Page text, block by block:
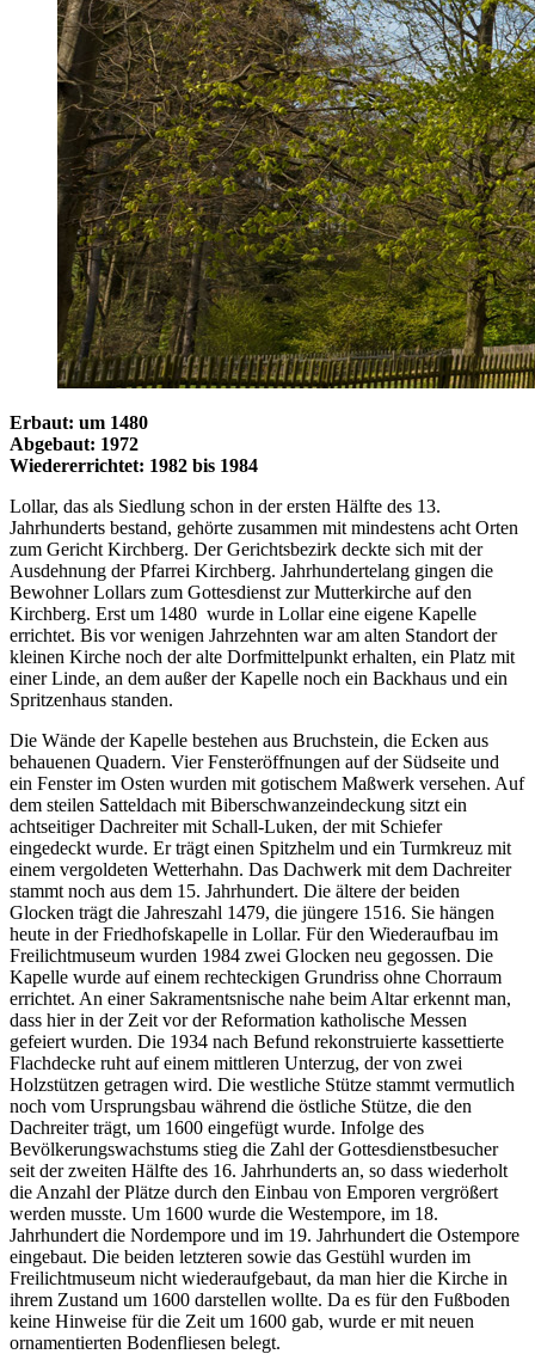
Erbaut: um 1480
Abgebaut: 1972
Wiedererrichtet: 1982 bis 1984
Lollar, das als Siedlung schon in der ersten Hälfte des 13.
Jahrhunderts bestand, gehörte zusammen mit mindestens acht Orten
zum Gericht Kirchberg. Der Gerichtsbezirk deckte sich mit der
Ausdehnung der Pfarrei Kirchberg. Jahrhundertelang gingen die
Bewohner Lollars zum Gottesdienst zur Mutterkirche auf den
Kirchberg. Erst um 1480 wurde in Lollar eine eigene Kapelle
errichtet. Bis vor wenigen Jahrzehnten war am alten Standort der
kleinen Kirche noch der alte Dorfmittelpunkt erhalten, ein Platz mit
einer Linde, an dem außer der Kapelle noch ein Backhaus und ein
Spritzenhaus standen.
Die Wände der Kapelle bestehen aus Bruchstein, die Ecken aus
behauenen Quadern. Vier Fensteröffnungen auf der Südseite und
ein Fenster im Osten wurden mit gotischem Maßwerk versehen. Auf
dem steilen Satteldach mit Biberschwanzeindeckung sitzt ein
achtseitiger Dachreiter mit Schall-Luken, der mit Schiefer
eingedeckt wurde. Er trägt einen Spitzhelm und ein Turmkreuz mit
einem vergoldeten Wetterhahn. Das Dachwerk mit dem Dachreiter
stammt noch aus dem 15. Jahrhundert. Die ältere der beiden
Glocken trägt die Jahreszahl 1479, die jüngere 1516. Sie hängen
heute in der Friedhofskapelle in Lollar. Für den Wiederaufbau im
Freilichtmuseum wurden 1984 zwei Glocken neu gegossen. Die
Kapelle wurde auf einem rechteckigen Grundriss ohne Chorraum
errichtet. An einer Sakramentsnische nahe beim Altar erkennt man,
dass hier in der Zeit vor der Reformation katholische Messen
gefeiert wurden. Die 1934 nach Befund rekonstruierte kassettierte
Flachdecke ruht auf einem mittleren Unterzug, der von zwei
Holzstützen getragen wird. Die westliche Stütze stammt vermutlich
noch vom Ursprungsbau während die östliche Stütze, die den
Dachreiter trägt, um 1600 eingefügt wurde. Infolge des
Bevölkerungswachstums stieg die Zahl der Gottesdienstbesucher
seit der zweiten Hälfte des 16. Jahrhunderts an, so dass wiederholt
die Anzahl der Plätze durch den Einbau von Emporen vergrößert
werden musste. Um 1600 wurde die Westempore, im 18.
Jahrhundert die Nordempore und im 19. Jahrhundert die Ostempore
eingebaut. Die beiden letzteren sowie das Gestühl wurden im
Freilichtmuseum nicht wiederaufgebaut, da man hier die Kirche in
ihrem Zustand um 1600 darstellen wollte. Da es für den Fußboden
keine Hinweise für die Zeit um 1600 gab, wurde er mit neuen
ornamentierten Bodenfliesen belegt.